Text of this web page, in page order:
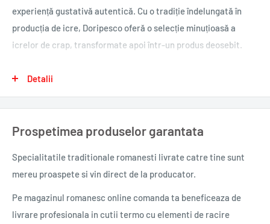
experiență gustativă autentică. Cu o tradiție îndelungată în
producția de icre, Doripesco oferă o selecție minuțioasă a
icrelor de crap, transformate apoi într-un produs deosebit.
Icrele de crap sărate Doripesco sunt preparate cu atenție la
detalii și sunt asezonate cu sarea potrivită, ceea ce le conferă
o savoare echilibrată și un gust delicios. Textura lor este
cremoasă și netedă, făcându-le ideale pentru a fi răspândite
asemenea, folosite ca ingredient în diverse rețete culinare
pentru a adăuga un plus de aromă.
Aceste icre sunt o alegere excelentă pentru a însoți aperitivele
Detalii
Prospetimea produselor garantata
Specialitatile traditionale romanesti livrate catre tine sunt
mereu proaspete si vin direct de la producator.
Pe magazinul romanesc online comanda ta beneficeaza de
livrare profesionala in cutii termo cu elementi de racire